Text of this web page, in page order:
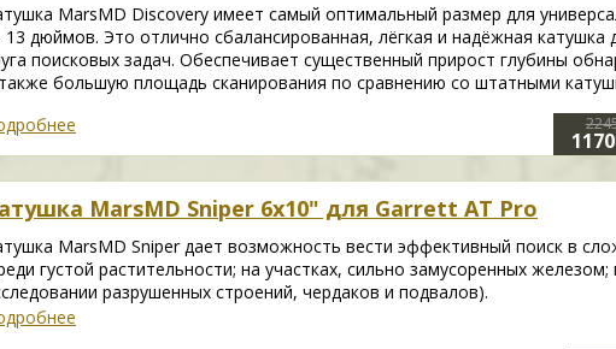
MarsMD Discovery имеет самый оптимальный размер для
дюймов. Это отлично сбалансированная, лёгкая и надёжная катушка
поисковых задач. Обеспечивает существенный прирост глубины
большую площадь сканирования по сравнению со штатными
MarsMD Sniper 6x10" для Garrett AT Pro
MarsMD Sniper дает возможность вести эффективный поиск в
густой растительности; на участках, сильно замусоренных железом;
разрушенных строений, чердаков и подвалов).